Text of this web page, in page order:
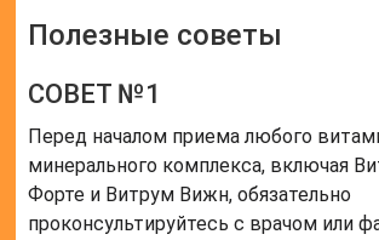
Полезные советы
СОВЕТ №1
Перед началом приема любого
минерального комплекса, включая
Форте и Витрум Вижн, обязательно
проконсультируйтесь с врачом или